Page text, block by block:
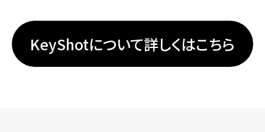
KeyShotについて詳しくはこちら